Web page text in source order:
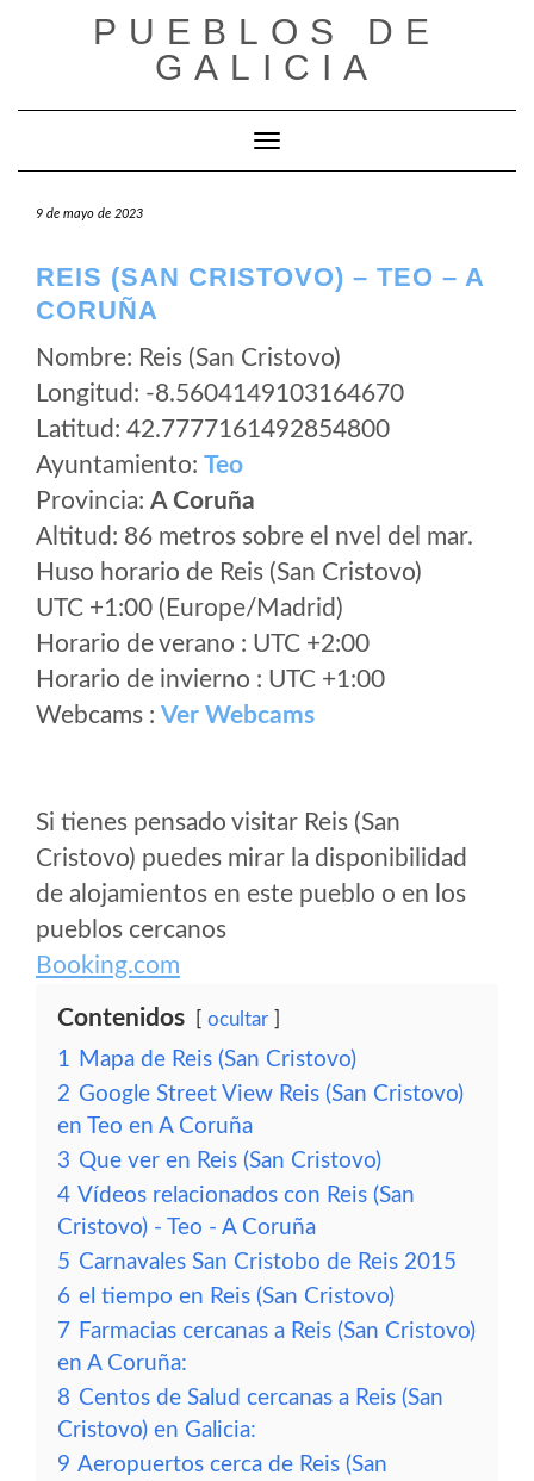
PUEBLOS DE
GALICIA
Cambiar modo de navegación
9 de mayo de 2023
REIS (SAN CRISTOVO) – TEO – A
CORUÑA
Nombre: Reis (San Cristovo)
Longitud: -8.5604149103164670
Latitud: 42.7777161492854800
Ayuntamiento: Teo
Provincia: A Coruña
Altitud: 86 metros sobre el nvel del mar.
Huso horario de Reis (San Cristovo)
UTC +1:00 (Europe/Madrid)
Horario de verano : UTC +2:00
Horario de invierno : UTC +1:00
Webcams : Ver Webcams
Si tienes pensado visitar Reis (San
Cristovo) puedes mirar la disponibilidad
de alojamientos en este pueblo o en los
pueblos cercanos
Booking.com
Contenidos ocultar
1 Mapa de Reis (San Cristovo)
2 Google Street View Reis (San Cristovo)
en Teo en A Coruña
3 Que ver en Reis (San Cristovo)
4 Vídeos relacionados con Reis (San
Cristovo) - Teo - A Coruña
5 Carnavales San Cristobo de Reis 2015
6 el tiempo en Reis (San Cristovo)
7 Farmacias cercanas a Reis (San Cristovo)
en A Coruña:
8 Centos de Salud cercanas a Reis (San
Cristovo) en Galicia:
9 Aeropuertos cerca de Reis (San